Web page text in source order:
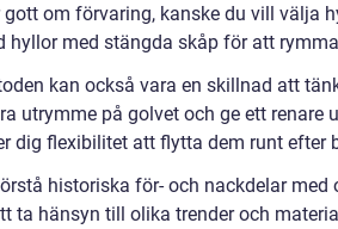
gott om förvaring, kanske du vill välja
hyllor med stängda skåp för att
kan också vara en skillnad att
utrymme på golvet och ge ett renare
dig flexibilitet att flytta dem runt efter
historiska för- och nackdelar
ta hänsyn till olika trender och